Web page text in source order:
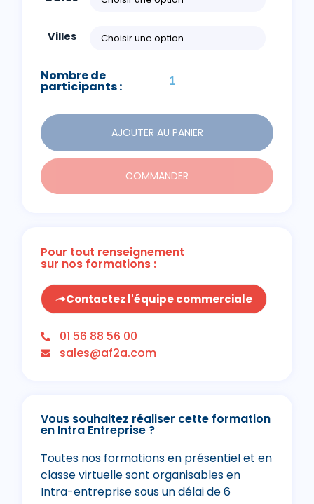
Villes
Nombre de
participants :
AJOUTER AU PANIER
COMMANDER
Pour tout renseignement
sur nos formations :
Contactez l'équipe commerciale
01 56 88 56 00
sales@af2a.com
Vous souhaitez réaliser cette formation
en Intra Entreprise ?
Toutes nos formations en présentiel et en
classe virtuelle sont organisables en
Intra-entreprise sous un délai de 6